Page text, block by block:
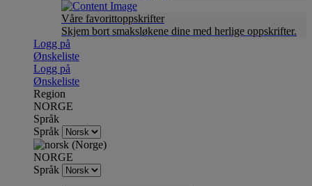
Våre favorittoppskrifter
Skjem bort smaksløkene dine med herlige oppskrifter.
Logg på
Ønskeliste
Logg på
Ønskeliste
Region
NORGE
Språk
Språk
NORGE
Språk